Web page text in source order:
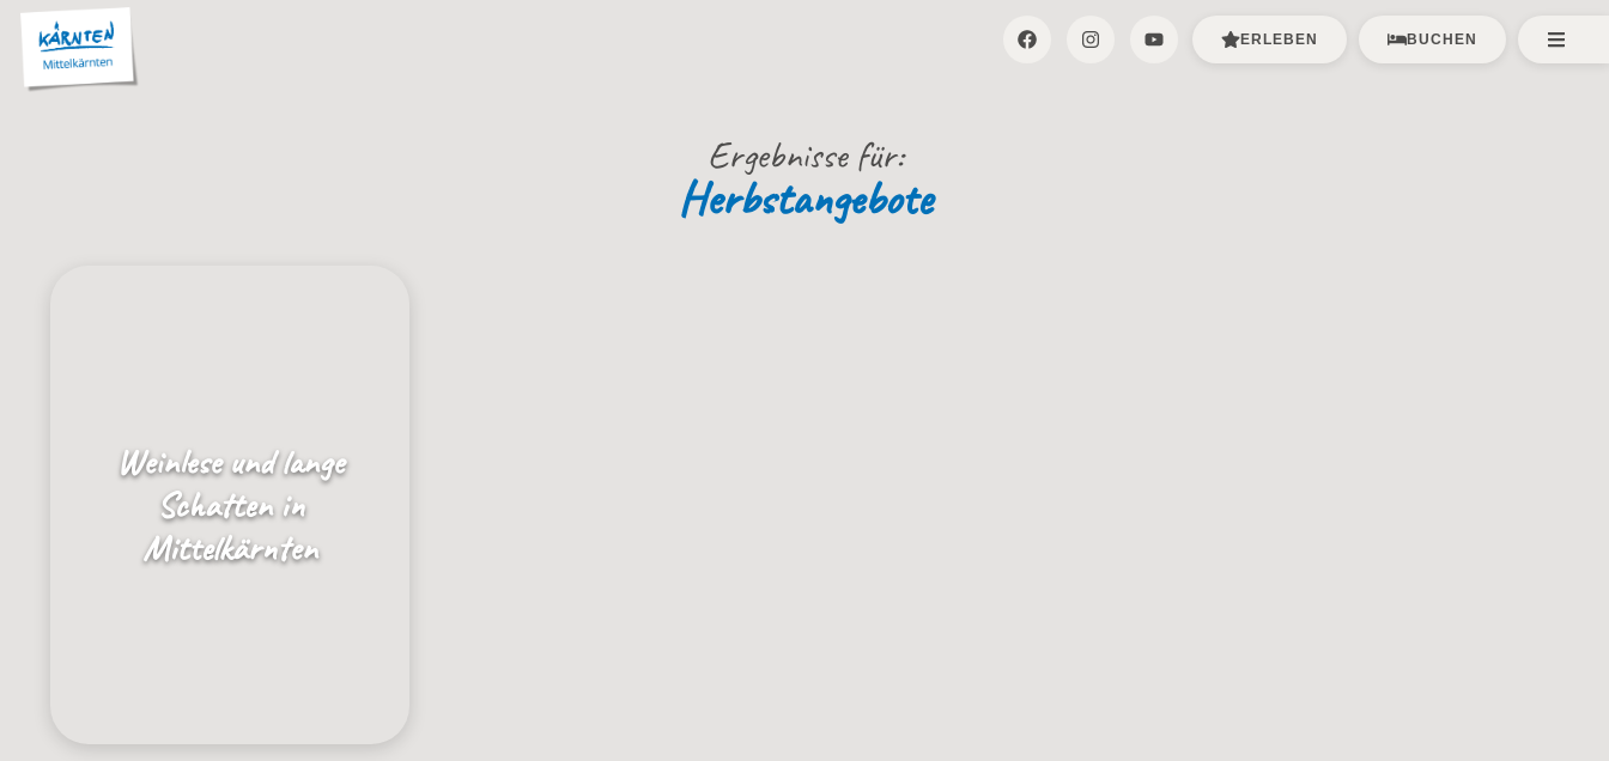
ERLEBEN BUCHEN
Ergebnisse für:
Herbstangebote
Weinlese und lange
Schatten in
Mittelkärnten